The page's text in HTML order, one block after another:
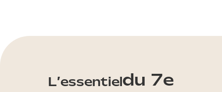
L’essentieldu 7e